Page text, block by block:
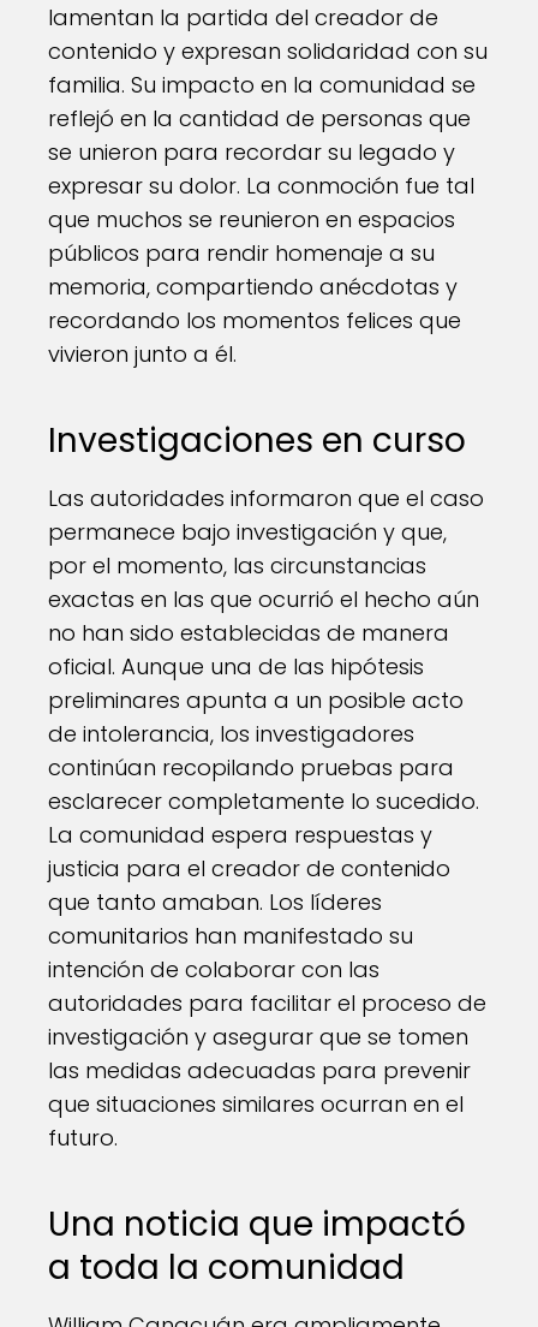
lamentan la partida del creador de
contenido y expresan solidaridad con su
familia. Su impacto en la comunidad se
reflejó en la cantidad de personas que
se unieron para recordar su legado y
expresar su dolor. La conmoción fue tal
que muchos se reunieron en espacios
públicos para rendir homenaje a su
memoria, compartiendo anécdotas y
recordando los momentos felices que
vivieron junto a él.
Investigaciones en curso
Las autoridades informaron que el caso
permanece bajo investigación y que,
por el momento, las circunstancias
exactas en las que ocurrió el hecho aún
no han sido establecidas de manera
oficial. Aunque una de las hipótesis
preliminares apunta a un posible acto
de intolerancia, los investigadores
continúan recopilando pruebas para
esclarecer completamente lo sucedido.
La comunidad espera respuestas y
justicia para el creador de contenido
que tanto amaban. Los líderes
comunitarios han manifestado su
intención de colaborar con las
autoridades para facilitar el proceso de
investigación y asegurar que se tomen
las medidas adecuadas para prevenir
que situaciones similares ocurran en el
futuro.
Una noticia que impactó
a toda la comunidad